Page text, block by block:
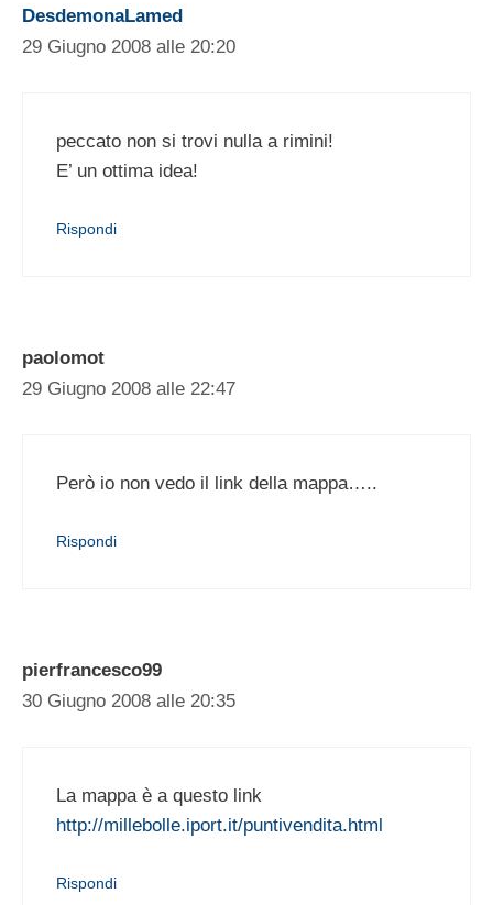
DesdemonaLamed
29 Giugno 2008 alle 20:20
peccato non si trovi nulla a rimini!
E’ un ottima idea!
Rispondi
paolomot
29 Giugno 2008 alle 22:47
Però io non vedo il link della mappa…..
Rispondi
pierfrancesco99
30 Giugno 2008 alle 20:35
La mappa è a questo link
http://millebolle.iport.it/puntivendita.html
Rispondi